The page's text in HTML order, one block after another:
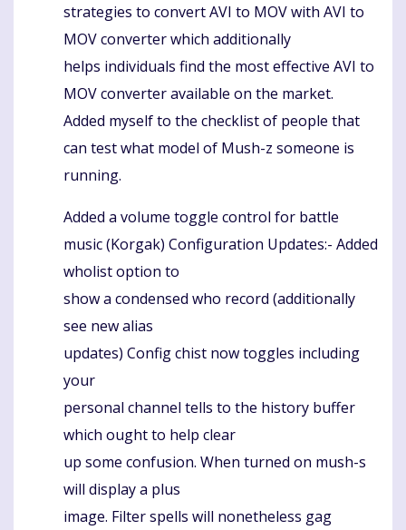
strategies to convert AVI to MOV with AVI to
MOV converter which additionally
helps individuals find the most effective AVI to
MOV converter available on the market.
Added myself to the checklist of people that
can test what model of Mush-z someone is
running.
Added a volume toggle control for battle
music (Korgak) Configuration Updates:- Added
wholist option to
show a condensed who record (additionally
see new alias
updates) Config chist now toggles including
your
personal channel tells to the history buffer
which ought to help clear
up some confusion. When turned on mush-s
will display a plus
image. Filter spells will nonetheless gag